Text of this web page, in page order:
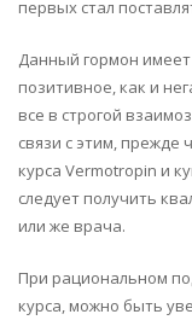
первых стал
Данный гормон
позитивное, как и
все в строгой
связи с этим, прежде
курса Vermotropin и
следует получить
или же врача.
При рациональном
курса, можно быть